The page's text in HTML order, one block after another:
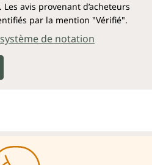
avis provenant d’acheteurs
par la mention "Vérifié".
de notation